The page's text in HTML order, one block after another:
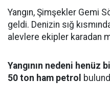
Yangın, Şimşekler Gemi
geldi. Denizin sığ
alevlere ekipler karadan
Yangının nedeni henüz
50 ton ham petrol